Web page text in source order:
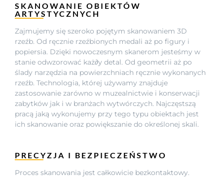
SKANOWANIE OBIEKTÓW
ARTYSTYCZNYCH
Zajmujemy się szeroko pojętym skanowaniem 3D
rzeźb. Od ręcznie rzeźbionych medali aż po figury i
popiersia. Dzięki nowoczesnym skanerom jesteśmy w
stanie odwzorować każ∂y detal. Od geometrii aż po
ślady narzędzia na powierzchniach ręcznie wykonanych
rzeźb. Technologia, której używamy znajduje
zastosowanie zarówno w muzealnictwie i konserwacji
zabytków jak i w branżach wytwórczych. Najczęstszą
pracą jaką wykonujemy przy tego typu obiektach jest
ich skanowanie oraz powiększanie do określonej skali.
PRECYZJA I BEZPIECZEŃSTWO
Proces skanowania jest całkowicie bezkontaktowy.